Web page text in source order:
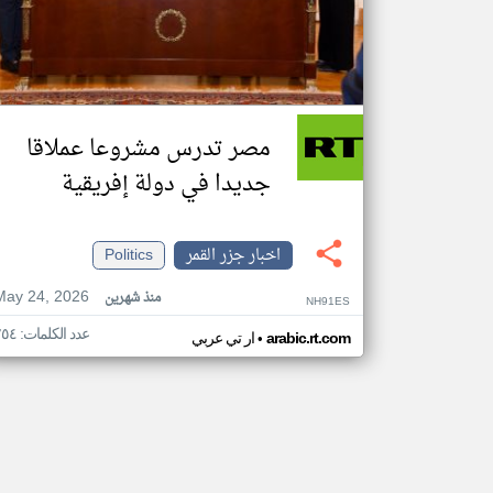
مصر تدرس مشروعا عملاقا
جديدا في دولة إفريقية
اخبار جزر القمر
Politics
24, 2026
منذ شهرين NH91ES
ار تي عربي• arabic.rt.com عدد الكلمات: ٢٥٤